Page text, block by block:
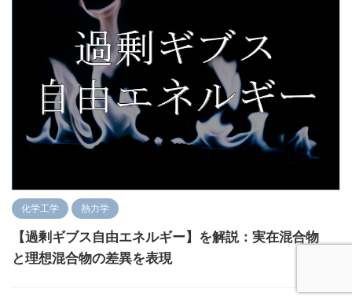
化学工学 熱力学
【過剰ギブス自由エネルギー】を解説：実在混合物
と理想混合物の差異を表現